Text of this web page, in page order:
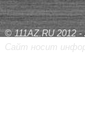
© 111AZ.RU 2012 -
Сайт носит